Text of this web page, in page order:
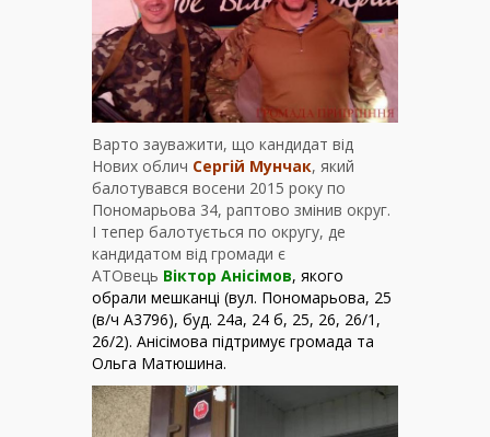
Варто зауважити, що кандидат від
Нових облич Сергій Мунчак, який
балотувався восени 2015 року по
Пономарьова 34, раптово змінив округ.
І тепер балотується по округу, де
кандидатом від громади є
АТОвець Віктор Анісімов, якого
обрали мешканці (вул. Пономарьова, 25
(в/ч А3796), буд. 24а, 24 б, 25, 26, 26/1,
26/2). Анісімова підтримує громада та
Ольга Матюшина.